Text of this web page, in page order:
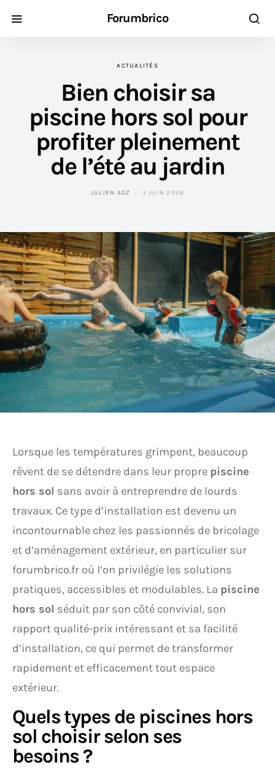
Forumbrico
ACTUALITÉS
Bien choisir sa
piscine hors sol pour
profiter pleinement
de l’été au jardin
JULIEN AGZ 3 JUIN 2026
Lorsque les températures grimpent, beaucoup
rêvent de se détendre dans leur propre piscine
hors sol sans avoir à entreprendre de lourds
travaux. Ce type d’installation est devenu un
incontournable chez les passionnés de bricolage
et d’aménagement extérieur, en particulier sur
forumbrico.fr où l’on privilégie les solutions
pratiques, accessibles et modulables. La piscine
hors sol séduit par son côté convivial, son
rapport qualité-prix intéressant et sa facilité
d’installation, ce qui permet de transformer
rapidement et efficacement tout espace
extérieur.
Quels types de piscines hors
sol choisir selon ses
besoins ?